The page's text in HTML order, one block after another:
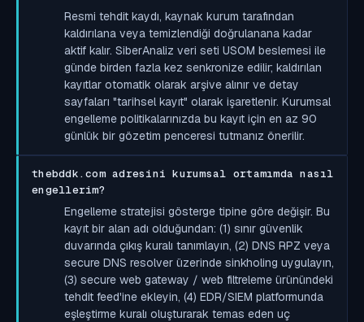
Resmi tehdit kaydı, kaynak kurum tarafından
kaldırılana veya temizlendiği doğrulanana kadar
aktif kalır. SiberAnaliz veri seti USOM beslemesi ile
günde birden fazla kez senkronize edilir; kaldırılan
kayıtlar otomatik olarak arşive alınır ve detay
sayfaları "tarihsel kayıt" olarak işaretlenir. Kurumsal
engelleme politikalarınızda bu kayıt için en az 90
günlük bir gözetim penceresi tutmanız önerilir.
thebddk.com adresini kurumsal ortamımda nasıl
engellerim?
Engelleme stratejisi gösterge tipine göre değişir. Bu
kayıt bir alan adı olduğundan: (1) sınır güvenlik
duvarında çıkış kuralı tanımlayın, (2) DNS RPZ veya
secure DNS resolver üzerinde sinkholing uygulayın,
(3) secure web gateway / web filtreleme ürünündeki
tehdit feed'ine ekleyin, (4) EDR/SIEM platformunda
eşleştirme kuralı oluşturarak temas eden uç